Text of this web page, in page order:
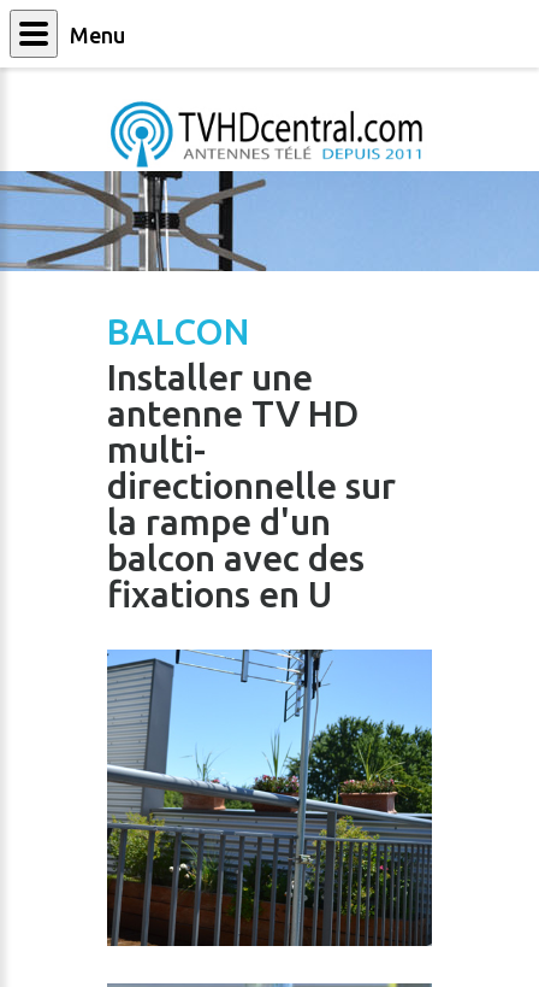
BALCON
Installer une
antenne TV HD
multi-
directionnelle sur
la rampe d'un
balcon avec des
fixations en U
Menu